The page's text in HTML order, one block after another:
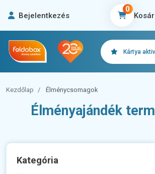
Bejelentkezés Kosár
0
Kártya
Kezdőlap Élménycsomagok
Élményajándék
Kategória